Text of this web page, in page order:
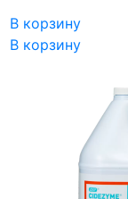
В корзину
В корзину